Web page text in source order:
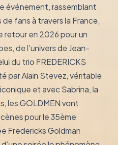
événement, rassemblant
fans à travers la France,
retour en 2026 pour un
de l’univers de Jean-
du trio FREDERICKS
par Alain Stevez, véritable
et avec Sabrina, la
les GOLDMEN vont
pour le 35ème
Fredericks Goldman